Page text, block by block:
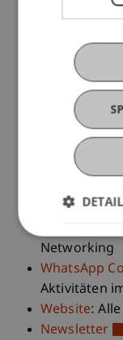
Bachelor
Project
Community
Alle
Universität
über die
dem Kanal
Networking
WhatsApp
Aktivitäten
Website:
Newsletter